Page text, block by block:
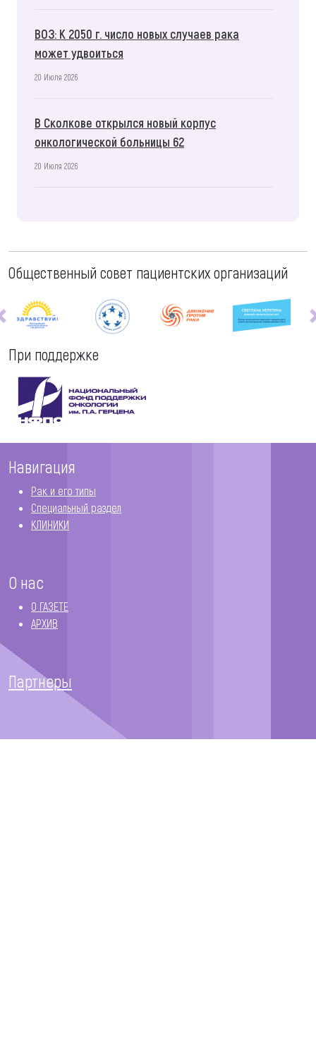
ВОЗ: К 2050 г. число новых случаев рака
может удвоиться
20 Июля 2026
В Сколкове открылся новый корпус
онкологической больницы 62
20 Июля 2026
Общественный совет пациентских организаций
При поддержке
Навигация
Рак и его типы
Специальный раздел
КЛИНИКИ
О нас
О ГАЗЕТЕ
АРХИВ
Партнеры